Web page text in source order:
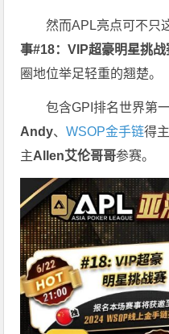
然而APL亮点可不只
事#18：VIP超豪明星挑战
圈地位举足轻重的翘楚。
包含GPI排名世界第
Andy、WSOP金手链得
主Allen艾伦哥哥参赛。